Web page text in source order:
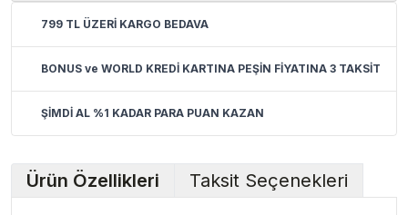
799 TL ÜZERİ KARGO BEDAVA
BONUS ve WORLD KREDİ KARTINA PEŞİN FİYATINA 3 TAKSİT
ŞİMDİ AL %1 KADAR PARA PUAN KAZAN
Ürün Özellikleri Taksit Seçenekleri